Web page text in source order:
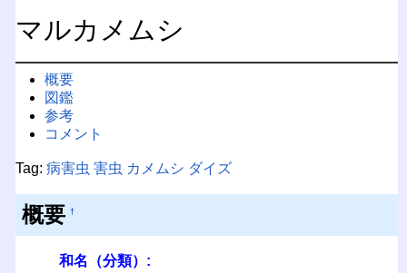
マルカメムシ
概要
図鑑
参考
コメント
Tag: 病害虫 害虫 カメムシ ダイズ
概要 †
和名（分類）: